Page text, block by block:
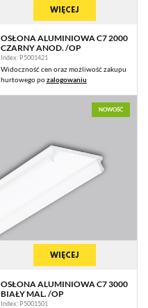
WIĘCEJ
OSŁONA ALUMINIOWA C7 2000
CZARNY ANOD. /OP
Index: P5001421
Widoczność cen oraz możliwość zakupu
hurtowego pozalogowaniu
NOWOŚĆ
WIĘCEJ
OSŁONA ALUMINIOWA C7 3000
BIAŁY MAL. /OP
Index: P5001501